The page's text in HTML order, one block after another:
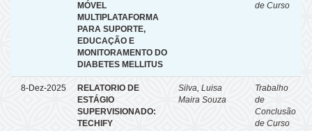
MÓVEL
MULTIPLATAFORMA
PARA SUPORTE,
EDUCAÇÃO E
MONITORAMENTO DO
DIABETES MELLITUS
de Curso
8-Dez-2025
RELATORIO DE
ESTÁGIO
SUPERVISIONADO:
TECHIFY
Silva, Luisa
Maira Souza
Trabalho
de
Conclusão
de Curso